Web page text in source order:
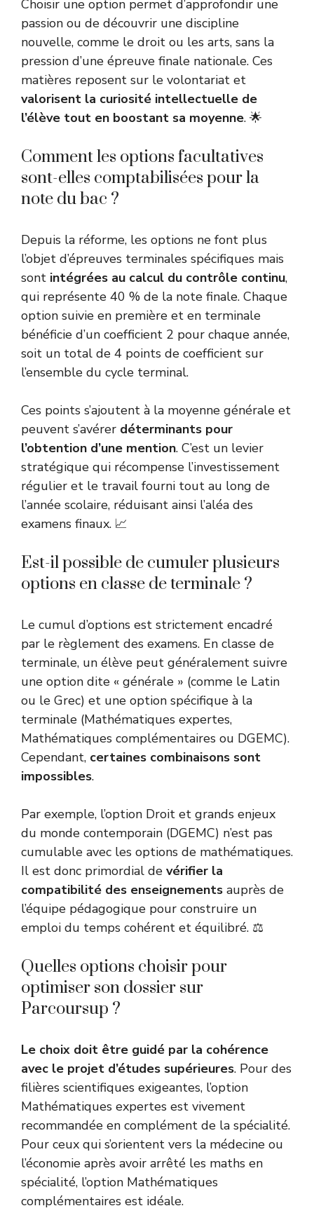
Choisir une option permet d’approfondir une
passion ou de découvrir une discipline
nouvelle, comme le droit ou les arts, sans la
pression d’une épreuve finale nationale. Ces
matières reposent sur le volontariat et
valorisent la curiosité intellectuelle de
l’élève tout en boostant sa moyenne. 🌟
Comment les options facultatives
sont-elles comptabilisées pour la
note du bac ?
Depuis la réforme, les options ne font plus
l’objet d’épreuves terminales spécifiques mais
sont intégrées au calcul du contrôle continu,
qui représente 40 % de la note finale. Chaque
option suivie en première et en terminale
bénéficie d’un coefficient 2 pour chaque année,
soit un total de 4 points de coefficient sur
l’ensemble du cycle terminal.
Ces points s’ajoutent à la moyenne générale et
peuvent s’avérer déterminants pour
l’obtention d’une mention. C’est un levier
stratégique qui récompense l’investissement
régulier et le travail fourni tout au long de
l’année scolaire, réduisant ainsi l’aléa des
examens finaux. 📈
Est-il possible de cumuler plusieurs
options en classe de terminale ?
Le cumul d’options est strictement encadré
par le règlement des examens. En classe de
terminale, un élève peut généralement suivre
une option dite « générale » (comme le Latin
ou le Grec) et une option spécifique à la
terminale (Mathématiques expertes,
Mathématiques complémentaires ou DGEMC).
Cependant, certaines combinaisons sont
impossibles.
Par exemple, l’option Droit et grands enjeux
du monde contemporain (DGEMC) n’est pas
cumulable avec les options de mathématiques.
Il est donc primordial de vérifier la
compatibilité des enseignements auprès de
l’équipe pédagogique pour construire un
emploi du temps cohérent et équilibré. ⚖️
Quelles options choisir pour
optimiser son dossier sur
Parcoursup ?
Le choix doit être guidé par la cohérence
avec le projet d’études supérieures. Pour des
filières scientifiques exigeantes, l’option
Mathématiques expertes est vivement
recommandée en complément de la spécialité.
Pour ceux qui s’orientent vers la médecine ou
l’économie après avoir arrêté les maths en
spécialité, l’option Mathématiques
complémentaires est idéale.